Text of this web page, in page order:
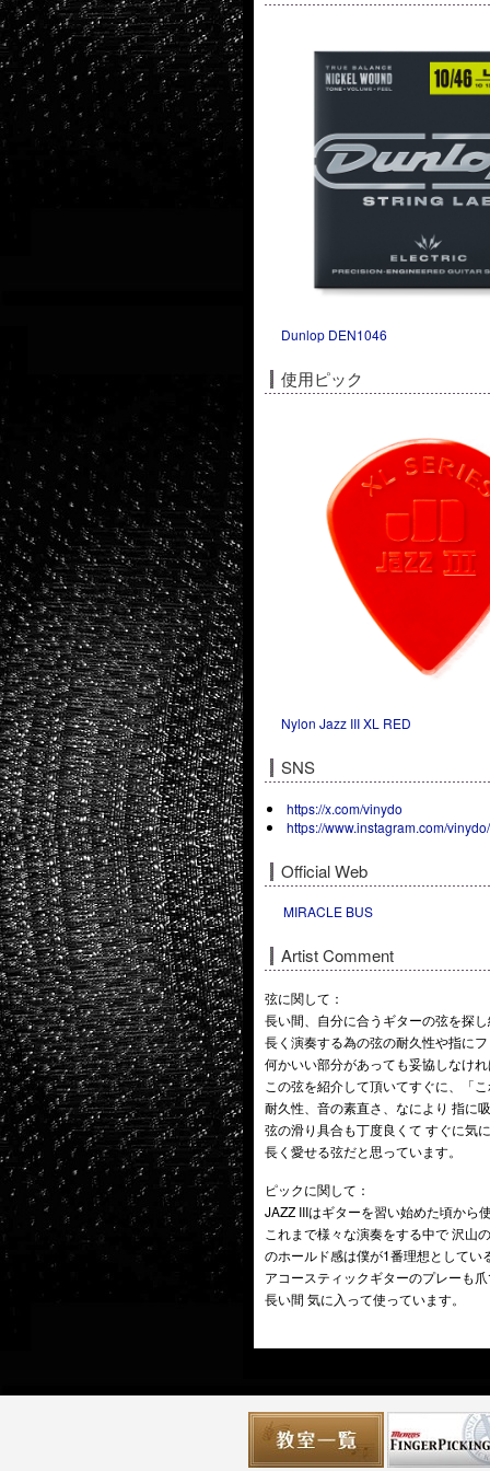
Dunlop DEN1046
使用ピック
Nylon Jazz III XL RED
SNS
https://x.com/vinydo
https://www.instagram.com/
Official Web
MIRACLE BUS
Artist Comment
弦に関して：
長い間、自分に合うギターの弦を探
長く演奏する為の弦の耐久性や指に
何かいい部分があっても妥協しなけ
この弦を紹介して頂いてすぐに、「
耐久性、音の素直さ、なにより 指に
弦の滑り具合も丁度良くて すぐに気
長く愛せる弦だと思っています。
ピックに関して：
JAZZ IIIはギターを習い始めた頃から
これまで様々な演奏をする中で 沢山
のホールド感は僕が1番理想としてい
アコースティックギターのプレーも
長い間 気に入って使っています。